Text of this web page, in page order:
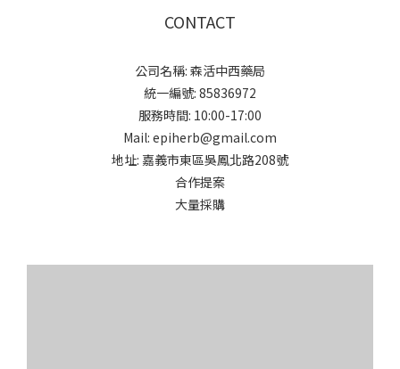
CONTACT
公司名稱: 森活中西藥局
統一編號: 85836972
服務時間: 10:00-17:00
Mail: epiherb@gmail.com
地址: 嘉義市東區吳鳳北路208號
合作提案
大量採購